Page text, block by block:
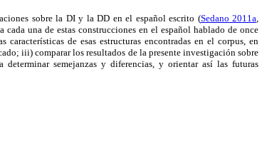
sobre la DI y la DD en el español escrito (Sedano 2011a
una de estas construcciones en el español hablado de once
de esas estructuras encontradas en el corpus, en
iii) comparar los resultados de la presente investigación sobre
semejanzas y diferencias, y orientar así las futuras